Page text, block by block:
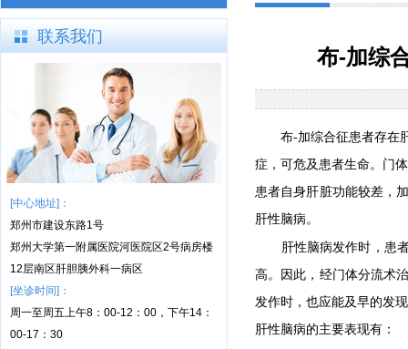
联系我们
[中心地址]：
郑州市建设东路1号
郑州大学第一附属医院河医院区2号病房楼
12层南区肝胆胰外科一病区
[坐诊时间]：
周一至周五上午8：00-12：00，下午14：
00-17：30
布-加综
布-加综合征患者存在
症，可危及患者生命。门
患者自身肝脏功能较差，
肝性脑病。
肝性脑病发作时，患
高。因此，经门体分流术
发作时，也应能及早的发
肝性脑病的主要表现有：